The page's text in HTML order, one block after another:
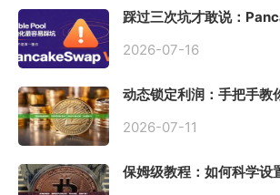
踩过三次坑才敢说：
初始化
2026-07-16
动态锁定利润：手把手教
2026-07-11
保姆级教程：如何科学设